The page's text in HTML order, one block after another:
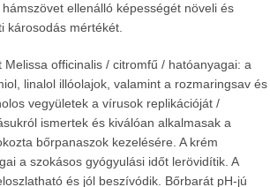
ellenálló képességét növeli és
károsodás mértékét.
Melissa officinalis / citromfű / hatóanyagai: a
linalol illóolajok, valamint a rozmaringsav és
vegyületek a vírusok replikációját /
ismertek és kiválóan alkalmasak a
bőrpanaszok kezelésére. A krém
a szokásos gyógyulási időt lerövidítik. A
és jól beszívódik. Bőrbarát pH-jú